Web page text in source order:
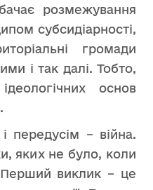
розмежування
субсидіарності,
громади
і так далі. Тобто,
основ
передусім – війна.
яких не було, коли
виклик – це